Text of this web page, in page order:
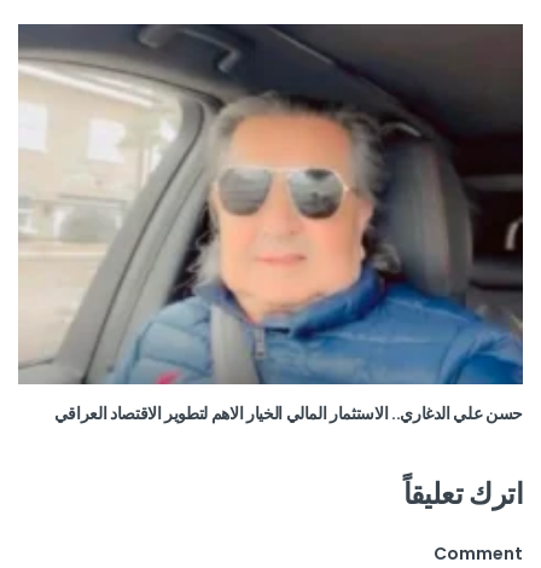
حسن علي الدغاري.. الاستثمار المالي الخيار الاهم لتطوير الاقتصاد العراقي
اترك تعليقاً
Comment